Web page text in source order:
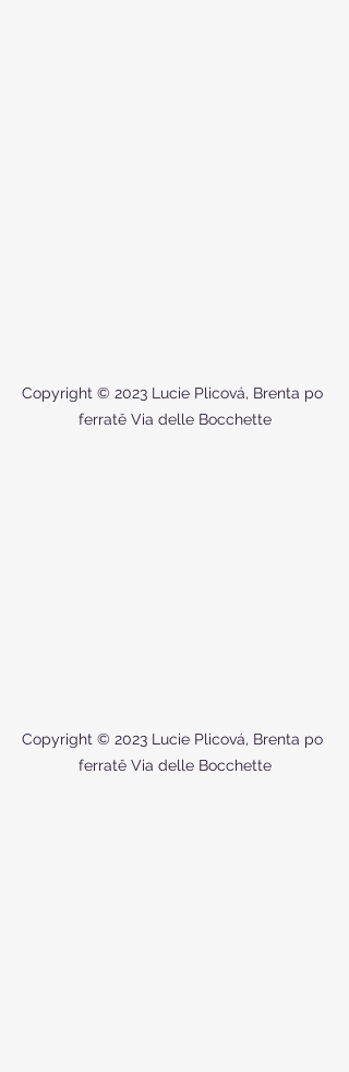
Copyright © 2023 Lucie Plicová, Brenta po
ferratě Via delle Bocchette
Copyright © 2023 Lucie Plicová, Brenta po
ferratě Via delle Bocchette